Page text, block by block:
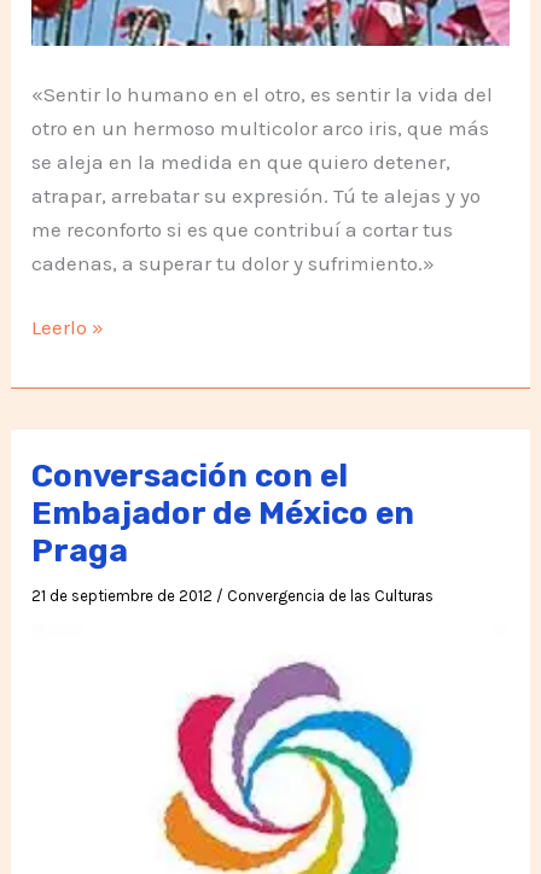
«Sentir lo humano en el otro, es sentir la vida del
otro en un hermoso multicolor arco iris, que más
se aleja en la medida en que quiero detener,
atrapar, arrebatar su expresión. Tú te alejas y yo
me reconforto si es que contribuí a cortar tus
cadenas, a superar tu dolor y sufrimiento.»
Acerca
lo
Humano
Leerlo »
Conversación con el
Embajador de México en
Praga
21 de septiembre de 2012 / Convergencia de las Culturas